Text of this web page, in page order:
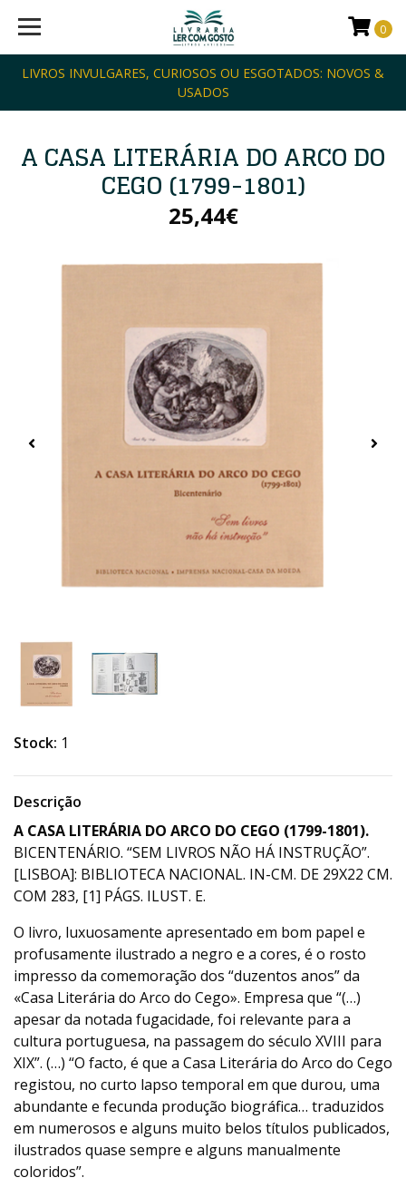
LIVROS INVULGARES, CURIOSOS OU ESGOTADOS: NOVOS &
USADOS
0
A CASA LITERÁRIA DO ARCO DO
CEGO (1799-1801)
25,44€
Stock: 1
Descrição
A CASA LITERÁRIA DO ARCO DO CEGO (1799-1801).
BICENTENÁRIO. “SEM LIVROS NÃO HÁ INSTRUÇÃO”.
[LISBOA]: BIBLIOTECA NACIONAL. IN-CM. DE 29X22 CM.
COM 283, [1] PÁGS. ILUST. E.
O livro, luxuosamente apresentado em bom papel e
profusamente ilustrado a negro e a cores, é o rosto
impresso da comemoração dos “duzentos anos” da
«Casa Literária do Arco do Cego». Empresa que “(…)
apesar da notada fugacidade, foi relevante para a
cultura portuguesa, na passagem do século XVIII para
XIX”. (…) “O facto, é que a Casa Literária do Arco do Cego
registou, no curto lapso temporal em que durou, uma
abundante e fecunda produção biográfica… traduzidos
em numerosos e alguns muito belos títulos publicados,
ilustrados quase sempre e alguns manualmente
coloridos”.